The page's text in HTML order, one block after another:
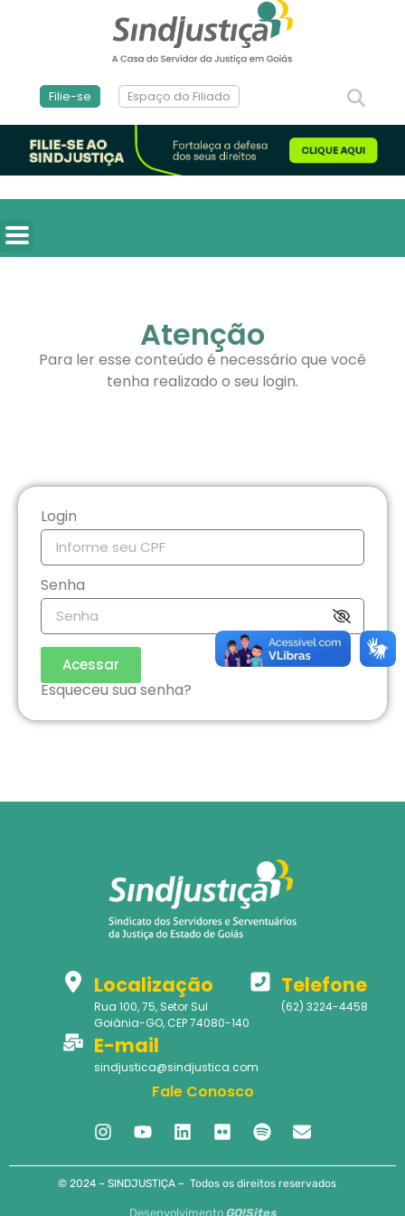
Filie-se Espaço do Filiado
Atenção
Para ler esse conteúdo é necessário que você
tenha realizado o seu login.
Login
Senha
Acessar
Esqueceu sua senha?
Localização
Rua 100, 75, Setor Sul
Goiânia-GO, CEP 74080-140
Telefone
(62) 3224-4458
E-mail
sindjustica@sindjustica.com
Fale Conosco
© 2024 – SINDJUSTIÇA – Todos os direitos reservados
Desenvolvimento GO!Sites